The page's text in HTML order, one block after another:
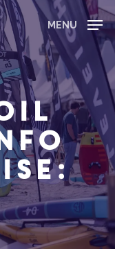
MENU
Close
Menu